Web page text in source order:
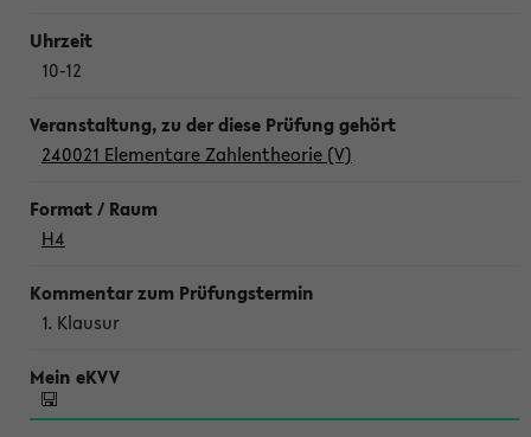
10-12
240021 Elementare Zahlentheorie (V)
H4
1. Klausur